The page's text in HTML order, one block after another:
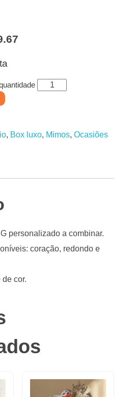
, Box luxo, Mimos, Ocasiões
personalizado a combinar.
coração, redondo e
cor.